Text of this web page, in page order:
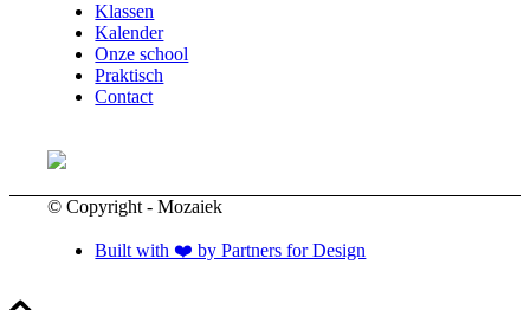
Klassen
Kalender
Onze school
Praktisch
Contact
© Copyright - Mozaiek
Built with ❤️ by Partners for Design